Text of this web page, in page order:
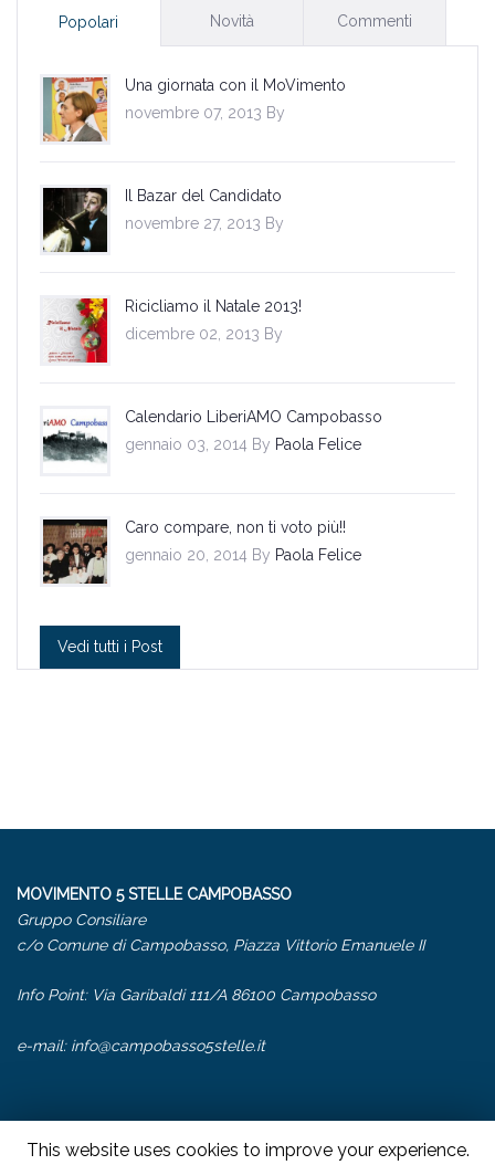
Popolari Novità Commenti
Una giornata con il MoVimento
novembre 07, 2013 By
Il Bazar del Candidato
novembre 27, 2013 By
Ricicliamo il Natale 2013!
dicembre 02, 2013 By
Calendario LiberiAMO Campobasso
gennaio 03, 2014 By Paola Felice
Caro compare, non ti voto più!!
gennaio 20, 2014 By Paola Felice
Vedi tutti i Post
MOVIMENTO 5 STELLE CAMPOBASSO
Gruppo Consiliare
c/o Comune di Campobasso, Piazza Vittorio Emanuele II
Info Point: Via Garibaldi 111/A 86100 Campobasso
e-mail: info@campobasso5stelle.it
This website uses cookies to improve your experience.